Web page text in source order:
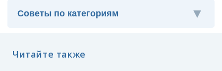
Читайте также